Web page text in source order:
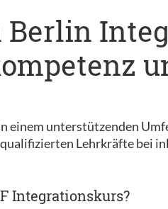
einem unterstützenden
Lehrkräfte bei
Integrationskurs?